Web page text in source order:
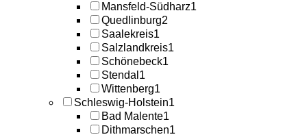
Mansfeld-Südharz1
Quedlinburg2
Saalekreis1
Salzlandkreis1
Schönebeck1
Stendal 1
Wittenberg1
Schleswig-Holstein1
Bad Malente1
Dithmarschen1